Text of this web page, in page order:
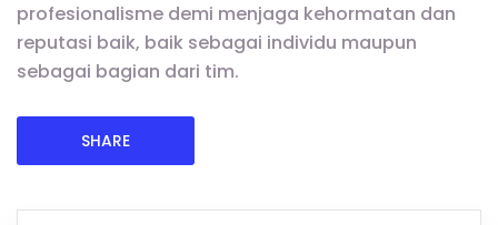
profesionalisme demi menjaga kehormatan dan
reputasi baik, baik sebagai individu maupun
sebagai bagian dari tim.
SHARE